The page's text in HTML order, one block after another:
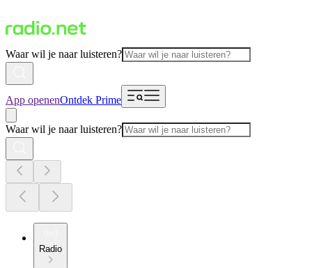
Waar wil je naar luisteren?
App openenOntdek Prime
Waar wil je naar luisteren?
Radio